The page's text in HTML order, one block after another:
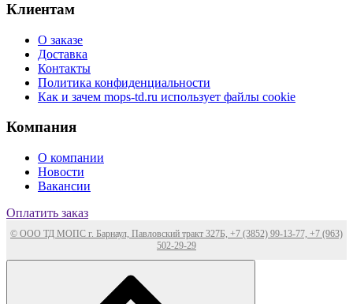
Клиентам
О заказе
Доставка
Контакты
Политика конфиденциальности
Как и зачем mops-td.ru использует файлы cookie
Компания
О компании
Новости
Вакансии
Оплатить заказ
© ООО ТД МОПС г. Барнаул, Павловский тракт 327Б, +7 (3852) 99-13-77, +7 (963)
502-29-29